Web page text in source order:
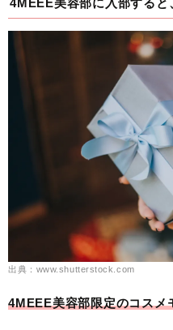
出典：www.shutterstock.com
4MEEE美容部限定のコスメ